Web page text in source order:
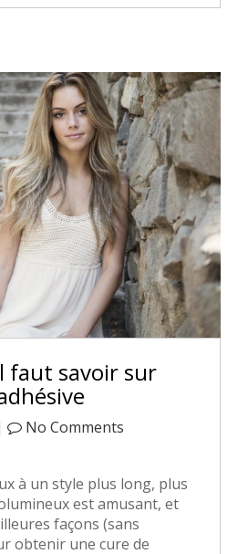
faut savoir sur
No Comments
à un style plus long, plus
est amusant, et
façons (sans
obtenir une cure de